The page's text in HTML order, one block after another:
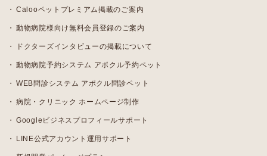
Calooペットプレミアム掲載のご案内
動物病院様向け無料会員登録のご案内
ドクターズインタビューの掲載について
動物病院予約システム アポクル予約ペット
WEB問診システム アポクル問診ペット
病院・クリニック ホームページ制作
Googleビジネスプロフィールサポート
LINE公式アカウント運用サポート